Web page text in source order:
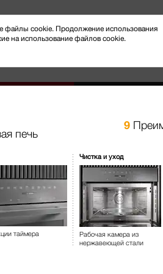
файлы cookie. Продолжение использования
на использование файлов cookie.
M 6012 SC
Отдельно стоящая
переключателями на
печь
9
таймера
Чистка и уход
Рабочая камера из
нержавеющей стали